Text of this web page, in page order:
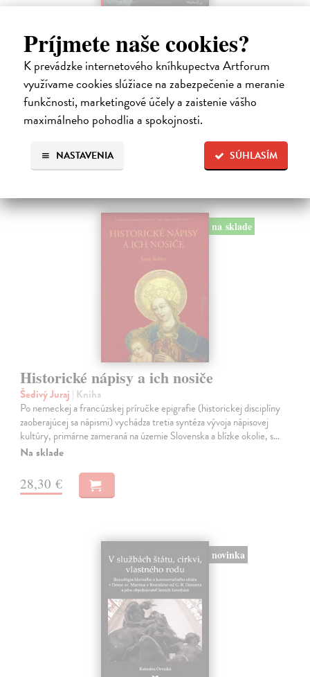
Príjmete naše cookies?
K prevádzke internetového kníhkupectva Artforum
využívame cookies slúžiace na zabezpečenie a meranie
funkčnosti, marketingové účely a zaistenie vášho
maximálneho pohodlia a spokojnosti.
SÚHLASÍM
NASTAVENIA
Getting Peter| Kniha
Sú ikonickými postavami našej kultúry. Postavili im sochy a
pomenovali po nich ulice, majú svoje nespochybniteľné miesto v
lexikónoch literatúry aj učebniciach, slovenské moderné umenie sa
bez nich nedá…
Na sklade
24,90 € ?
na sklade
Historické nápisy a ich nosiče
Šedivý Juraj | Kniha
Po nemeckej a francúzskej príručke epigrafie (historickej disciplíny
zaoberajúcej sa nápismi) vychádza tretia syntéza vývoja nápisovej
kultúry, primárne zameraná na územie Slovenska a blízke okolie, s…
Na sklade
28,30 €
novinka